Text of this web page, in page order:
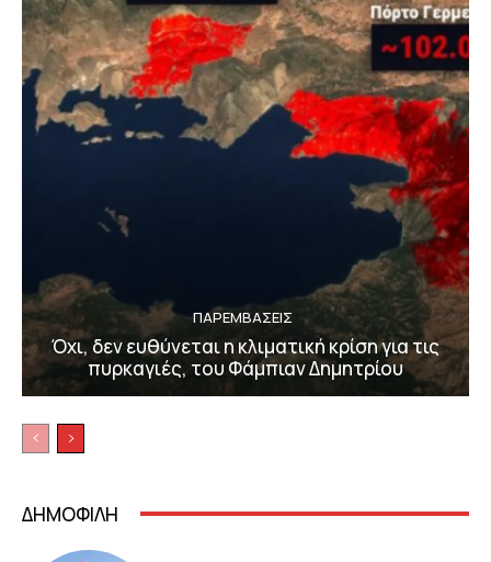
ΠΑΡΕΜΒΑΣΕΙΣ
Όχι, δεν ευθύνεται η κλιματική κρίση για τις
πυρκαγιές, του Φάμπιαν Δημητρίου
ΔΗΜΟΦΙΛΗ